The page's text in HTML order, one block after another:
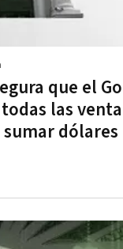
que el
las
dólares